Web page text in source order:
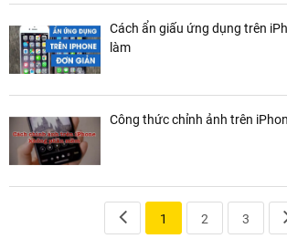
Cách ẩn giấu ứng dụng trên
làm
Công thức chỉnh ảnh trên
1 2 3